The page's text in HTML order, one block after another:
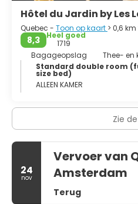
Hôtel du Jardin by Les
Quebec - Toon op kaart > 0,6
8,3
Heel goed
1719
Bagageopslag
Thee- en
Standard double room
size bed)
ALLEEN KAMER
Zie
24
nov
Vervoer van
Amsterdam
Terug